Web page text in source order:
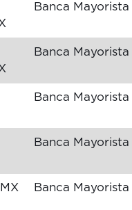
Banca Mayorista
Banca Mayorista
Banca Mayorista
Banca Mayorista
Banca Mayorista